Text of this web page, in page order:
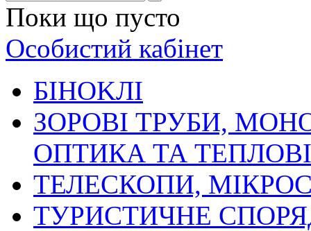
Поки що пусто
Особистий кабінет
БIHOKЛI
ЗОРОВІ ТРУБИ,
ОПТИКА ТА
ТЕЛЕСКОПИ,
ТУРИСТИЧНЕ